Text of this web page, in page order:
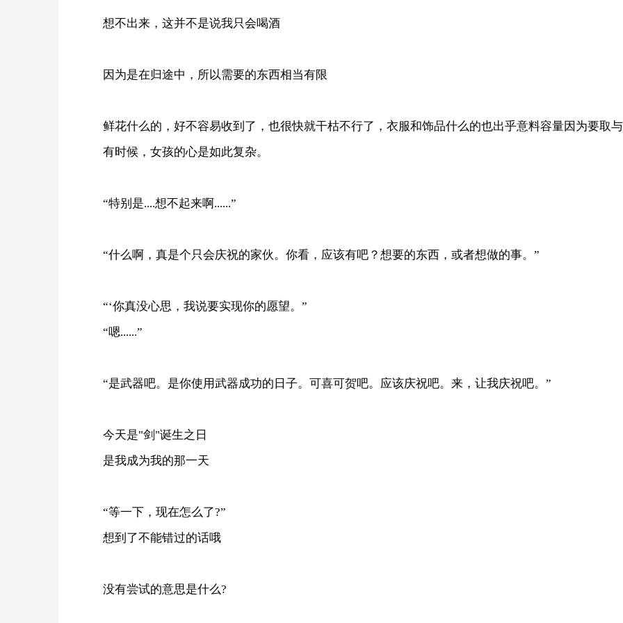
想不出来，这并不是说我只会喝酒
因为是在归途中，所以需要的东西相当有限
鲜花什么的，好不容易收到了，也很快就干枯不行了，衣服和饰品什么的也出乎意料容量因为要取
有时候，女孩的心是如此复杂。
“特别是....想不起来啊......”
“什么啊，真是个只会庆祝的家伙。你看，应该有吧？想要的东西，或者想做的事。”
“‘你真没心思，我说要实现你的愿望。”
“嗯......”
“是武器吧。是你使用武器成功的日子。可喜可贺吧。应该庆祝吧。来，让我庆祝吧。”
今天是"剑"诞生之日
是我成为我的那一天
“等一下，现在怎么了?”
想到了不能错过的话哦
没有尝试的意思是什么?